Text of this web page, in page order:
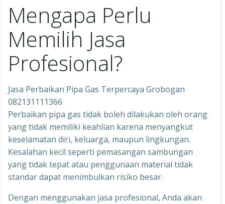
Mengapa Perlu
Memilih Jasa
Profesional?
Jasa Perbaikan Pipa Gas Terpercaya Grobogan
082131111366
Perbaikan pipa gas tidak boleh dilakukan oleh orang
yang tidak memiliki keahlian karena menyangkut
keselamatan diri, keluarga, maupun lingkungan.
Kesalahan kecil seperti pemasangan sambungan
yang tidak tepat atau penggunaan material tidak
standar dapat menimbulkan risiko besar.
Dengan menggunakan jasa profesional, Anda akan